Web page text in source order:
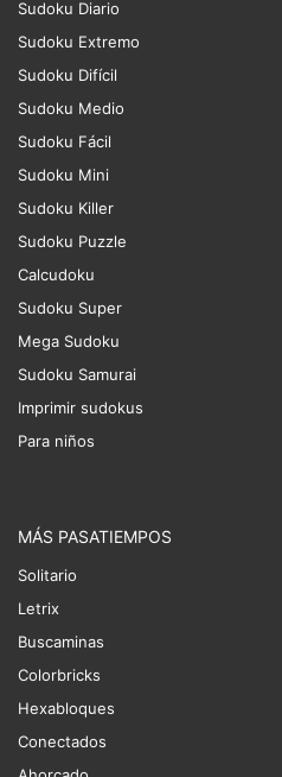
Sudoku Diario
Sudoku Extremo
Sudoku Difícil
Sudoku Medio
Sudoku Fácil
Sudoku Mini
Sudoku Killer
Sudoku Puzzle
Calcudoku
Sudoku Super
Mega Sudoku
Sudoku Samurai
Imprimir sudokus
Para niños
MÁS PASATIEMPOS
Solitario
Letrix
Buscaminas
Colorbricks
Hexabloques
Conectados